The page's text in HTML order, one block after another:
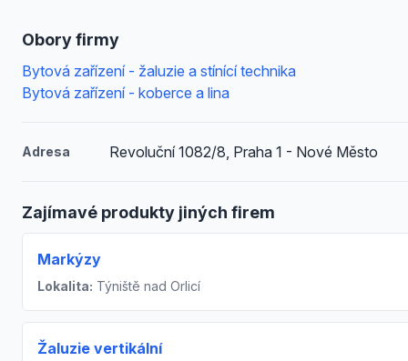
Obory firmy
Bytová zařízení - žaluzie a stínící technika
Bytová zařízení - koberce a lina
Adresa Revoluční 1082/8, Praha 1 - Nové Město
Zajímavé produkty jiných firem
Markýzy
Lokalita: Týniště nad Orlicí
Žaluzie vertikální